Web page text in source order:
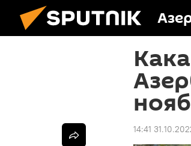
14:41